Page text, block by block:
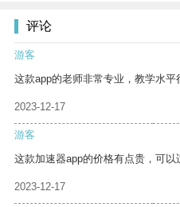
评论
游客
这款app的老师非常专业，教学水平
2023-12-17
游客
这款加速器app的价格有点贵，可以
2023-12-17